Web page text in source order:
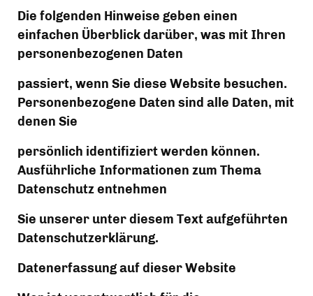
Die folgenden Hinweise geben einen
einfachen Überblick darüber, was mit Ihren
personenbezogenen Daten
passiert, wenn Sie diese Website besuchen.
Personenbezogene Daten sind alle Daten, mit
denen Sie
persönlich identifiziert werden können.
Ausführliche Informationen zum Thema
Datenschutz entnehmen
Sie unserer unter diesem Text aufgeführten
Datenschutzerklärung.
Datenerfassung auf dieser Website